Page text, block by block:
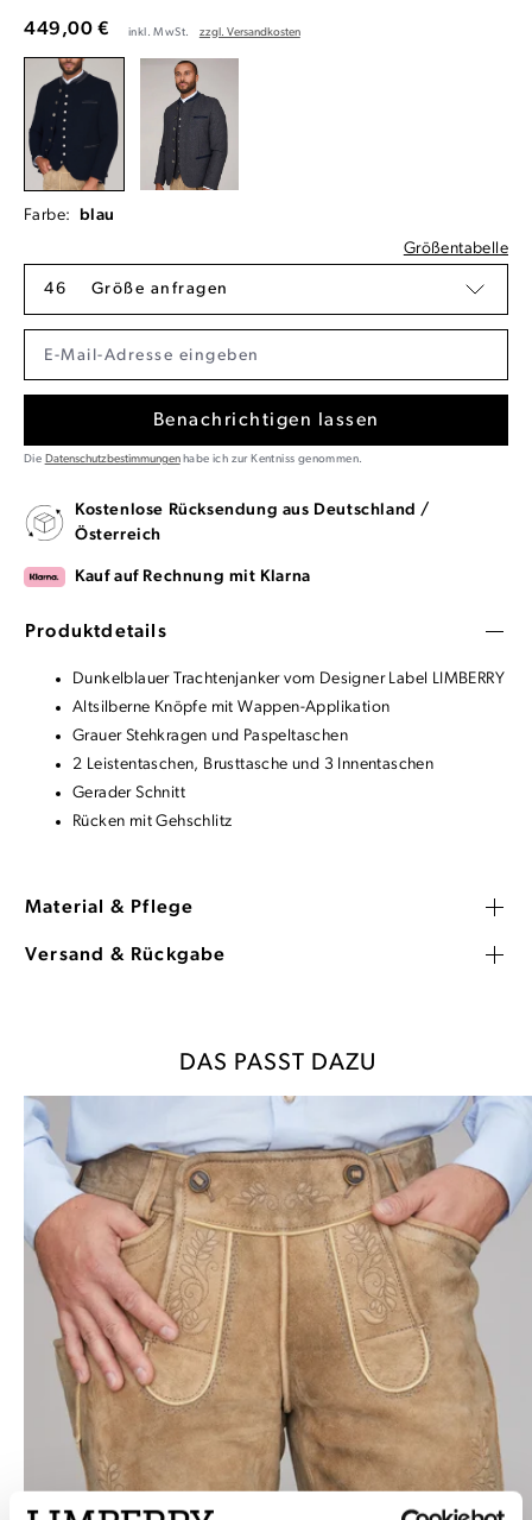
449,00 € inkl. MwSt. zzgl. Versandkosten
Farbe: blau
Größentabelle
46 Größe anfragen
Benachrichtigen lassen
Die Datenschutzbestimmungenhabe ich zur Kentniss genommen.
Kostenlose Rücksendung aus Deutschland /
Österreich
Kauf auf Rechnung mit Klarna
Produktdetails
Dunkelblauer Trachtenjanker vom Designer Label LIMBERRY
Altsilberne Knöpfe mit Wappen-Applikation
Grauer Stehkragen und Paspeltaschen
2 Leistentaschen, Brusttasche und 3 Innentaschen
Gerader Schnitt
Rücken mit Gehschlitz
Material & Pflege
Versand & Rückgabe
DAS PASST DAZU